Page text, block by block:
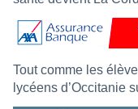
Tout comme les
lycéens d’Occitanie